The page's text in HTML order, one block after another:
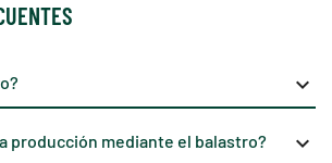
keyboard_arrow_down
producción mediante el balastro? keyboard_arrow_down